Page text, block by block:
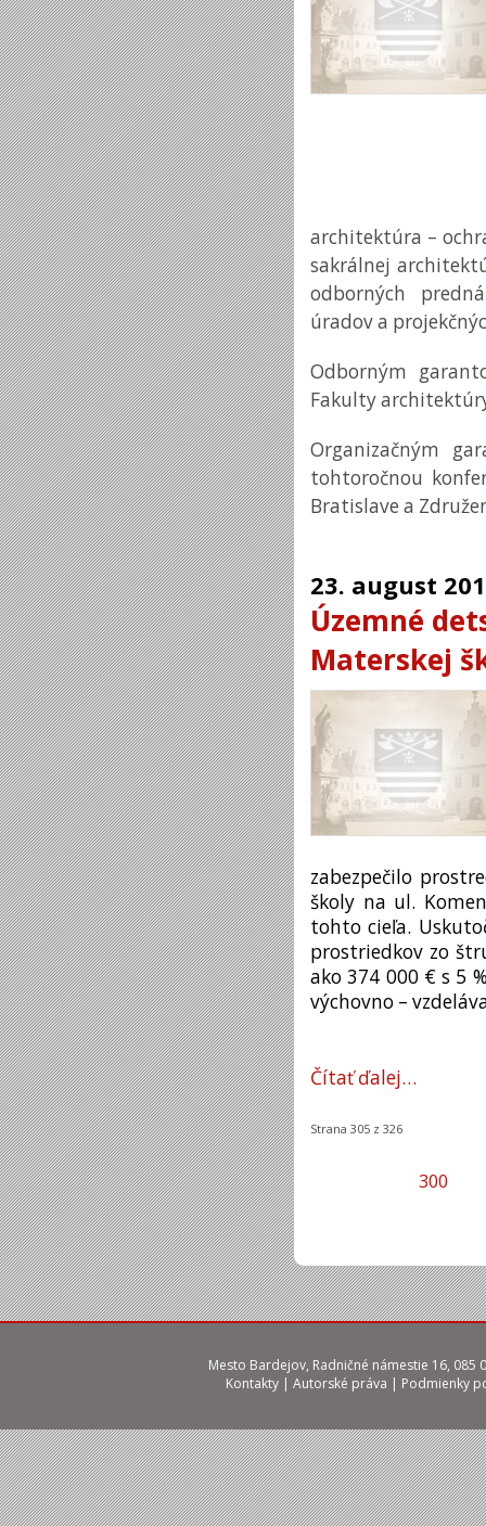
architektúra –
sakrálnej
odborných
úradov a
Odborným
Fakulty
Organizačným
tohtoročnou
Bratislave a
23. august
Územné
Materskej
zabezpečilo
školy na ul.
tohto cieľa.
prostriedkov zo
ako 374 000 € s 5
výchovno –
Čítať ďalej…
Strana 305 z 326
300
Mesto Bardejov, Radničné námestie 16, 085
Kontakty | Autorské práva | Podmienky